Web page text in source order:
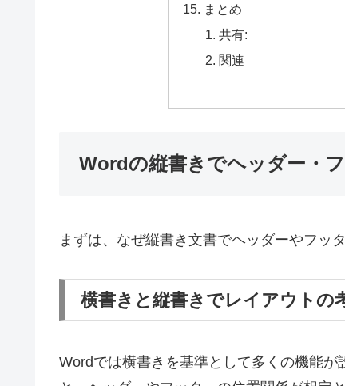
まとめ
共有:
関連
Wordの縦書きでヘッダー・
まずは、なぜ縦書き文書でヘッダーやフッ
横書きと縦書きでレイアウトの
Wordでは横書きを基準として多くの機能